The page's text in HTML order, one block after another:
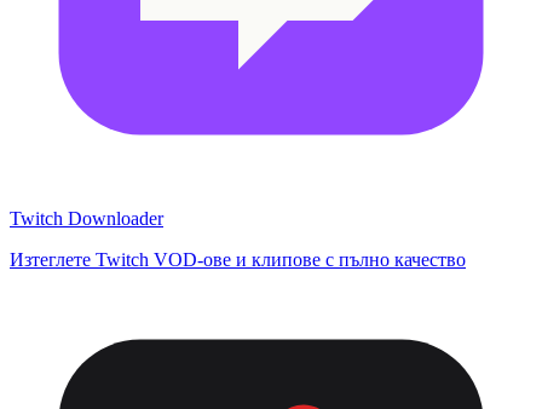
Twitch Downloader
Изтеглете Twitch VOD-ове и клипове с пълно качество